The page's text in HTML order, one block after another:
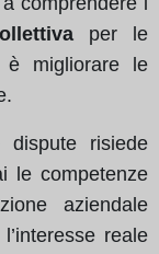
per le
è migliorare le
dispute risiede
le competenze
aziendale
reale